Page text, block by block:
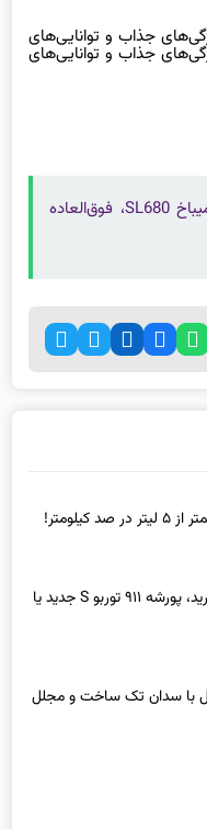
رانندگی با مرسدس میباخ SL680، فوق‌العاده
نبرد اسطوره‌ها در دنیای هیبرید، پورشه ۹۱۱ توربو S جدید یا
پاکارد پس از ۶۷ سال با سدان تک ساخت و مجلل